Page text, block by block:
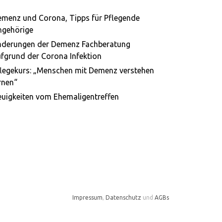
und Corona, Tipps für Pflegende
der Demenz Fachberatung
der Corona Infektion
„Menschen mit Demenz verstehen
vom Ehemaligentreffen
Impressum, Datenschutz und AGBs